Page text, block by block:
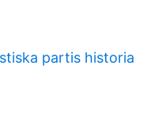
partis historia